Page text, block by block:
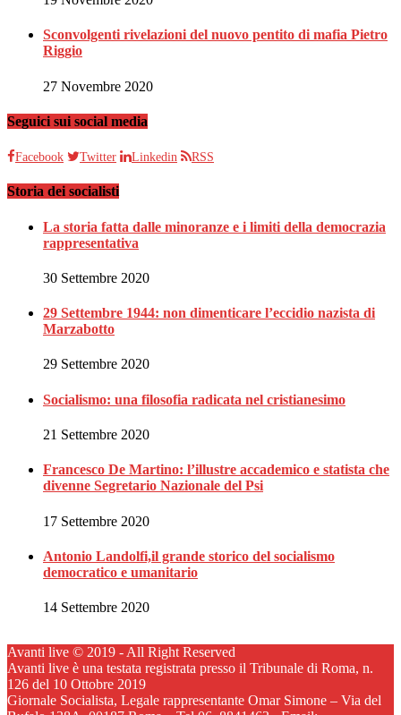
Sconvolgenti rivelazioni del nuovo pentito di mafia Pietro
Riggio
27 Novembre 2020
Seguici sui social media
Facebook Twitter Linkedin RSS
Storia dei socialisti
La storia fatta dalle minoranze e i limiti della democrazia
rappresentativa
30 Settembre 2020
29 Settembre 1944: non dimenticare l’eccidio nazista di
Marzabotto
29 Settembre 2020
Socialismo: una filosofia radicata nel cristianesimo
21 Settembre 2020
Francesco De Martino: l’illustre accademico e statista che
divenne Segretario Nazionale del Psi
17 Settembre 2020
Antonio Landolfi,il grande storico del socialismo
democratico e umanitario
14 Settembre 2020
Avanti live © 2019 - All Right Reserved
Avanti live è una testata registrata presso il Tribunale di Roma, n.
126 del 10 Ottobre 2019
Giornale Socialista, Legale rappresentante Omar Simone – Via del